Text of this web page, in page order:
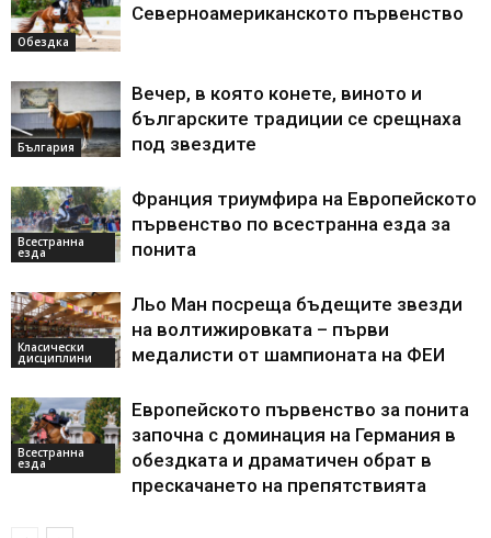
Обездка
Северноамериканското първенство
България
Вечер, в която конете, виното и
българските традиции се срещнаха
под звездите
Всестранна
езда
Франция триумфира на Европейското
първенство по всестранна езда за
понита
Класически
дисциплини
Льо Ман посреща бъдещите звезди
на волтижировката – първи
медалисти от шампионата на ФЕИ
Всестранна
езда
Европейското първенство за понита
започна с доминация на Германия в
обездката и драматичен обрат в
прескачането на препятствията